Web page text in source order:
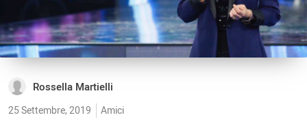
Rossella Martielli
25 Settembre, 2019 Amici